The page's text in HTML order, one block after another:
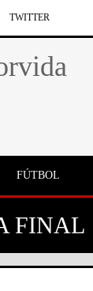
TWITTER
FÚTBOL
FINAL